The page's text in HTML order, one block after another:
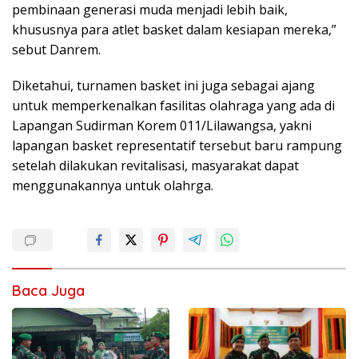
pembinaan generasi muda menjadi lebih baik,
khususnya para atlet basket dalam kesiapan mereka,”
sebut Danrem.
Diketahui, turnamen basket ini juga sebagai ajang
untuk memperkenalkan fasilitas olahraga yang ada di
Lapangan Sudirman Korem 011/Lilawangsa, yakni
lapangan basket representatif tersebut baru rampung
setelah dilakukan revitalisasi, masyarakat dapat
menggunakannya untuk olahrga.
Baca Juga